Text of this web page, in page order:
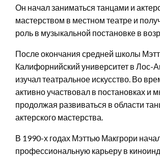
Он начал заниматься танцами и
мастерством в местном театре и
роль в музыкальной постановке в
После окончания средней школы
Калифорнийский университет в Лос-
изучал театральное искусство. Во
активно участвовал в постановках и
продолжая развиваться в области
актерского мастерства.
В 1990-х годах Мэттью Макгрори
профессиональную карьеру в